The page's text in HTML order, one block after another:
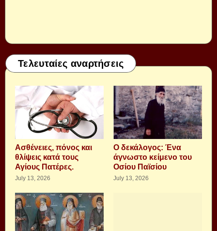
Τελευταίες αναρτήσεις
Aσθένειες, πόνος και
θλίψεις κατά τους
Αγίους Πατέρες.
July 13, 2026
Ο δεκάλογος: Ένα
άγνωστο κείμενο του
Οσίου Παϊσίου
July 13, 2026